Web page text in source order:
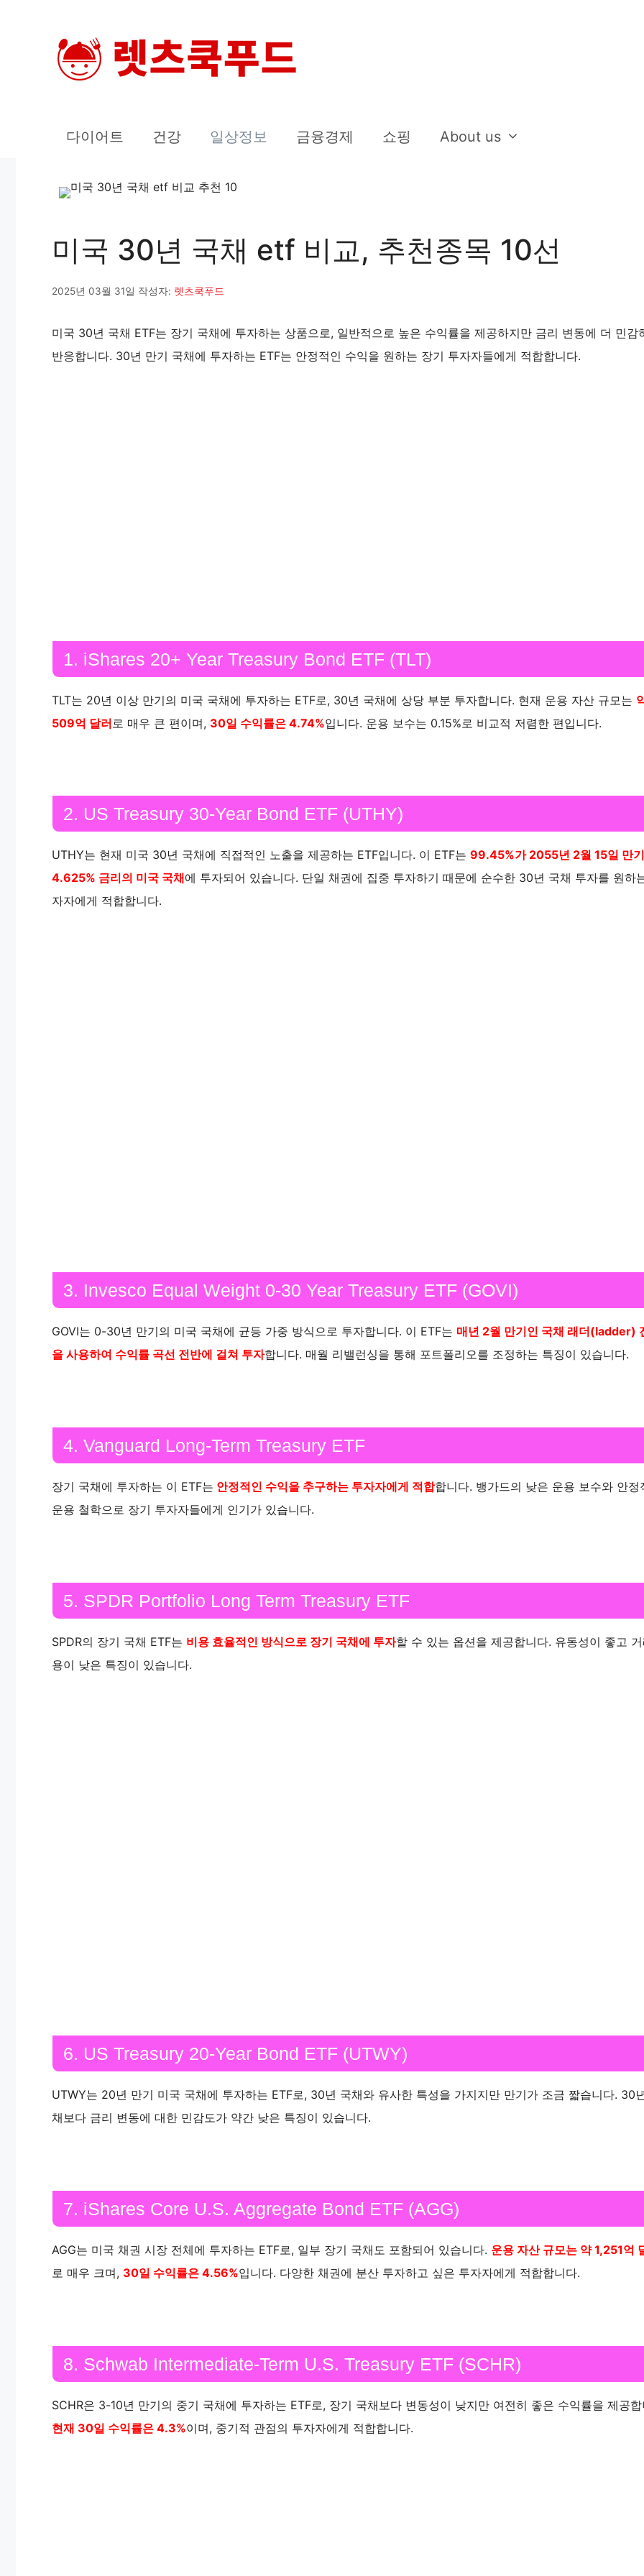
다이어트 건강 일상정보 금융경제 쇼핑 About us
미국 30년 국채 etf 비교, 추천종목 10선
2025년 03월 31일 작성자: 렛츠쿡푸드
미국 30년 국채 ETF는 장기 국채에 투자하는 상품으로, 일반적으로 높은 수익률을 제공하지만 금리 변동에 더 민감
반응합니다. 30년 만기 국채에 투자하는 ETF는 안정적인 수익을 원하는 장기 투자자들에게 적합합니다.
1. iShares 20+ Year Treasury Bond ETF (TLT)
TLT는 20년 이상 만기의 미국 국채에 투자하는 ETF로, 30년 국채에 상당 부분 투자합니다. 현재 운용 자산 규모는
509억 달러 로 매우 큰 편이며, 30일 수익률은 4.74%입니다. 운용 보수는 0.15%로 비교적 저렴한 편입니다.
2. US Treasury 30-Year Bond ETF (UTHY)
UTHY는 현재 미국 30년 국채에 직접적인 노출을 제공하는 ETF입니다. 이 ETF는 99.45%가 2055년 2월 15일 만
4.625% 금리의 미국 국채에 투자되어 있습니다. 단일 채권에 집중 투자하기 때문에 순수한 30년 국채 투자를 원하
자자에게 적합합니다.
3. Invesco Equal Weight 0-30 Year Treasury ETF (GOVI)
GOVI는 0-30년 만기의 미국 국채에 균등 가중 방식으로 투자합니다. 이 ETF는 매년 2월 만기인 국채 래더(ladder)
을 사용하여 수익률 곡선 전반에 걸쳐 투자합니다. 매월 리밸런싱을 통해 포트폴리오를 조정하는 특징이 있습니다.
4. Vanguard Long-Term Treasury ETF
장기 국채에 투자하는 이 ETF는 안정적인 수익을 추구하는 투자자에게 적합합니다. 뱅가드의 낮은 운용 보수와 안정
운용 철학으로 장기 투자자들에게 인기가 있습니다.
5. SPDR Portfolio Long Term Treasury ETF
SPDR의 장기 국채 ETF는 비용 효율적인 방식으로 장기 국채에 투자할 수 있는 옵션을 제공합니다. 유동성이 좋고
용이 낮은 특징이 있습니다.
6. US Treasury 20-Year Bond ETF (UTWY)
UTWY는 20년 만기 미국 국채에 투자하는 ETF로, 30년 국채와 유사한 특성을 가지지만 만기가 조금 짧습니다. 30
채보다 금리 변동에 대한 민감도가 약간 낮은 특징이 있습니다.
7. iShares Core U.S. Aggregate Bond ETF (AGG)
AGG는 미국 채권 시장 전체에 투자하는 ETF로, 일부 장기 국채도 포함되어 있습니다. 운용 자산 규모는 약 1,251억
로 매우 크며, 30일 수익률은 4.56%입니다. 다양한 채권에 분산 투자하고 싶은 투자자에게 적합합니다.
8. Schwab Intermediate-Term U.S. Treasury ETF (SCHR)
SCHR은 3-10년 만기의 중기 국채에 투자하는 ETF로, 장기 국채보다 변동성이 낮지만 여전히 좋은 수익률을 제공
현재 30일 수익률은 4.3%이며, 중기적 관점의 투자자에게 적합합니다.